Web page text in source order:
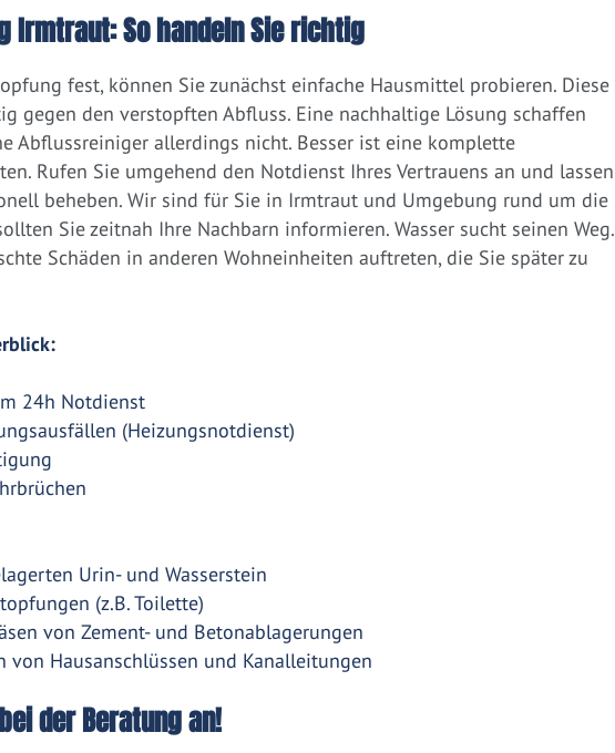
Irmtraut: So handeln Sie richtig
fest, können Sie zunächst einfache Hausmittel probieren. Diese
gegen den verstopften Abfluss. Eine nachhaltige Lösung schaffen
Abflussreiniger allerdings nicht. Besser ist eine komplette
Rufen Sie umgehend den Notdienst Ihres Vertrauens an und lassen
beheben. Wir sind für Sie in Irmtraut und Umgebung rund um die
Sie zeitnah Ihre Nachbarn informieren. Wasser sucht seinen Weg.
Schäden in anderen Wohneinheiten auftreten, die Sie später zu
24h Notdienst
(Heizungsnotdienst)
Urin- und Wasserstein
(z.B. Toilette)
von Zement- und Betonablagerungen
von Hausanschlüssen und Kanalleitungen
der Beratung an!